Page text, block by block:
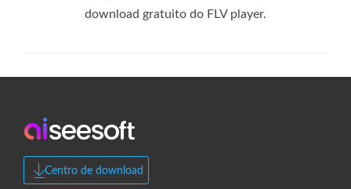
download gratuito do FLV player.
Centro de download